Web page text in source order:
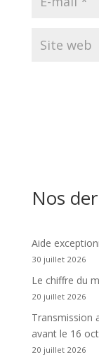
Nos
Aide
30 juillet 2026
Le chiffre du
20 juillet 2026
Transmission
avant le 16
20 juillet 2026